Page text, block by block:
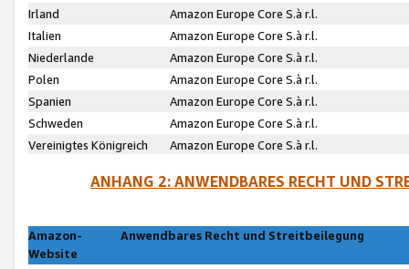
Irland
Amazon Europe Core S.à r.l.
Italien
Amazon Europe Core S.à r.l.
Niederlande
Amazon Europe Core S.à r.l.
Polen
Amazon Europe Core S.à r.l.
Spanien
Amazon Europe Core S.à r.l.
Schweden
Amazon Europe Core S.à r.l.
Vereinigtes Königreich
Amazon Europe Core S.à r.l.
ANHANG 2: ANWENDBARES RECHT UND
Amazon-
Website
Anwendbares Recht und Streitbeilegung